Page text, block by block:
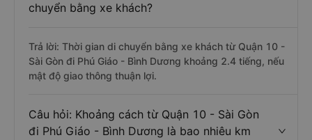
chuyển bằng xe khách?
Trả lời: Thời gian di chuyển bằng xe khách từ Quận 10 -
Sài Gòn đi Phú Giáo - Bình Dương khoảng 2.4 tiếng, nếu
mật độ giao thông thuận lợi.
Câu hỏi: Khoảng cách từ Quận 10 - Sài Gòn
đi Phú Giáo - Bình Dương là bao nhiêu km